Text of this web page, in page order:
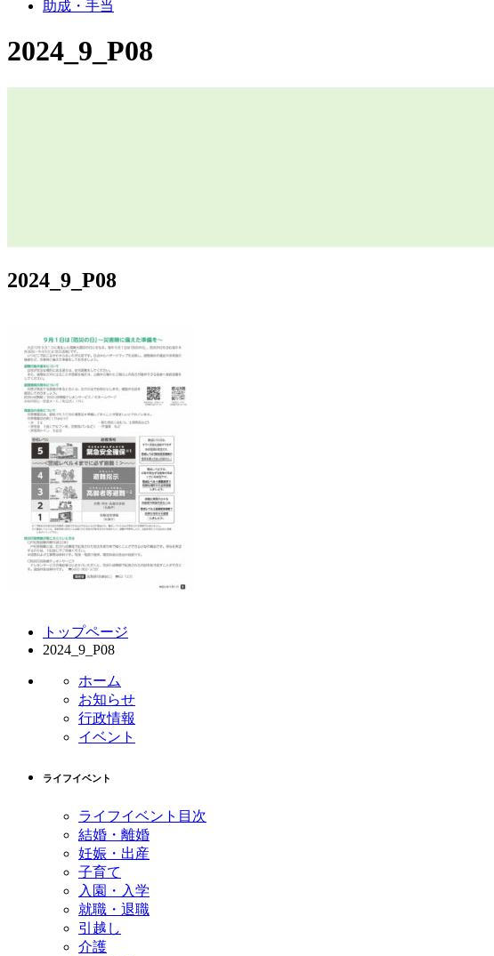
助成・手当
2024_9_P08
2024_9_P08
トップページ
2024_9_P08
ホーム
お知らせ
行政情報
イベント
ライフイベント
ライフイベント目次
結婚・離婚
妊娠・出産
子育て
入園・入学
就職・退職
引越し
介護